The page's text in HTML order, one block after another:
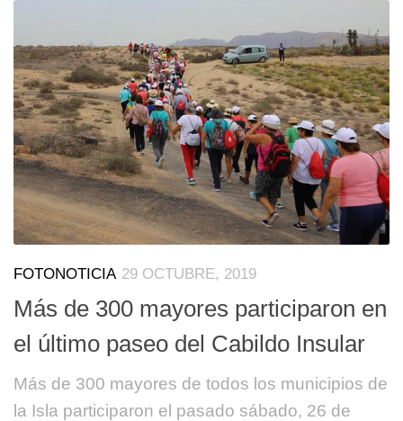
FOTONOTICIA 29 OCTUBRE, 2019
Más de 300 mayores participaron en
el último paseo del Cabildo Insular
Más de 300 mayores de todos los municipios de
la Isla participaron el pasado sábado, 26 de